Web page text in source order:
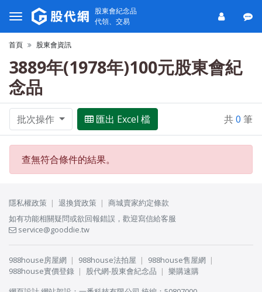
股東會紀念品
代領、交易
首頁 股東會資訊
3889年(1978年)100元股東會紀
念品
批次操作 匯出 Excel 檔 共0 筆
查無符合條件的結果。
隱私權政策 退換貨政策
商城賣家約定條款
如有功能相關疑問或欲回報錯誤，歡迎寫信給客服
service@gooddie.tw
988house房屋網 988house法拍屋
988house售屋網
988house實價登錄
股代網-股東會紀念品
樂購速購